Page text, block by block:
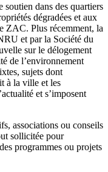
soutien dans des quartiers
dégradées et aux
ZAC. Plus récemment, la
et par la Société du
sur le délogement
de l’environnement
sujets dont
à la ville et les
et s’imposent
associations ou conseils
sollicitée pour
programmes ou projets